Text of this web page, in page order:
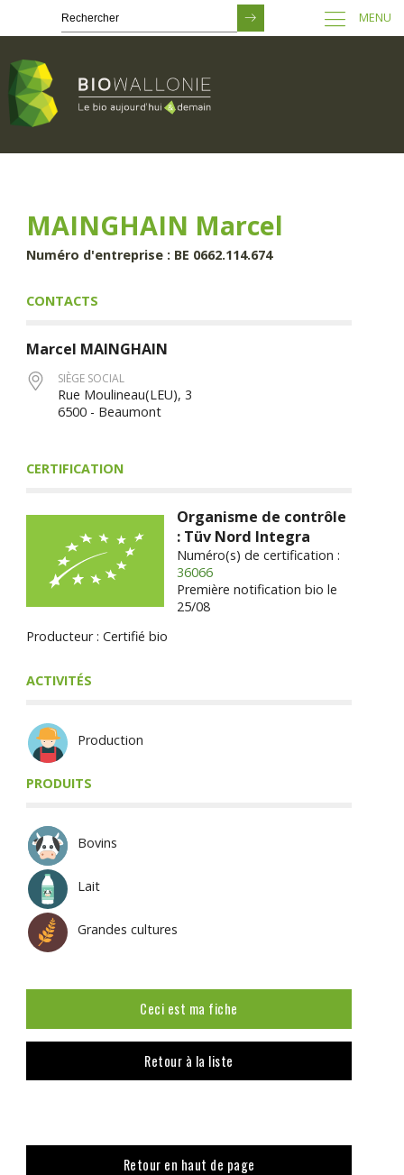
principal
MENU
MAINGHAIN Marcel
Numéro d'entreprise : BE 0662.114.674
CONTACTS
Marcel MAINGHAIN
SIÈGE SOCIAL
Rue Moulineau(LEU), 3
6500 - Beaumont
CERTIFICATION
Organisme de contrôle
: Tüv Nord Integra
Numéro(s) de certification :
36066
Première notification bio le
25/08
Producteur : Certifié bio
ACTIVITÉS
Production
PRODUITS
Bovins
Lait
Grandes cultures
Ceci est ma fiche
Retour à la liste
Retour en haut de page